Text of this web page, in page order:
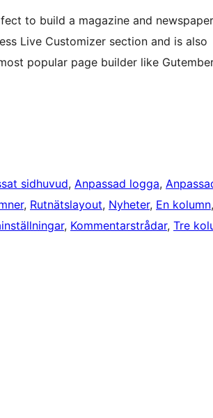
to build a magazine and
Live Customizer section and is also
popular page builder like
sidhuvud, Anpassad logga,
, Rutnätslayout, Nyheter, En kolumn
, Kommentarstrådar, Tre